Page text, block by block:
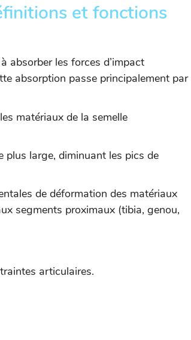
et fonctions
absorber les forces d’impact
absorption passe principalement par
matériaux de la semelle
plus large, diminuant les pics de
de déformation des matériaux
segments proximaux (tibia, genou,
articulaires.